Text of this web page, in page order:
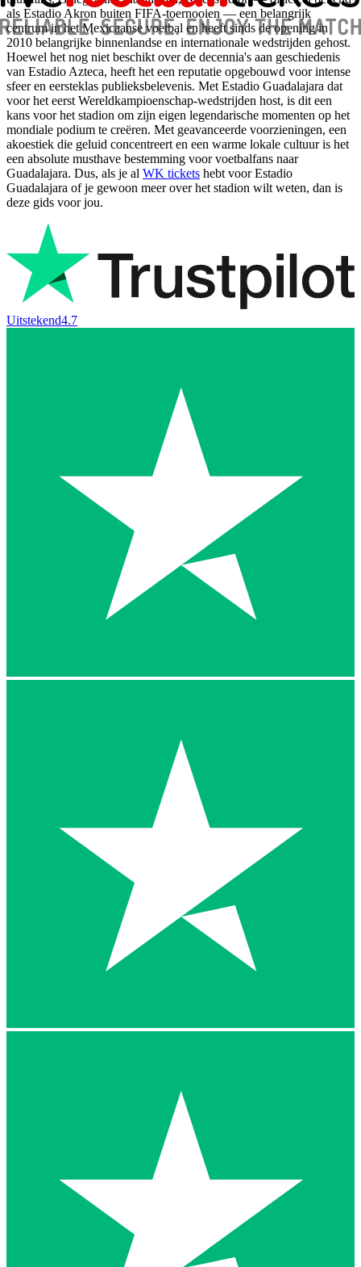
als Estadio Akron buiten FIFA-toernooien — een belangrijk
centrum in het Mexicaanse voetbal en heeft sinds de opening in
2010 belangrijke binnenlandse en internationale wedstrijden gehost.
Hoewel het nog niet beschikt over de decennia's aan geschiedenis
van Estadio Azteca, heeft het een reputatie opgebouwd voor intense
sfeer en eersteklas publieksbelevenis. Met Estadio Guadalajara dat
voor het eerst Wereldkampioenschap-wedstrijden host, is dit een
kans voor het stadion om zijn eigen legendarische momenten op het
mondiale podium te creëren. Met geavanceerde voorzieningen, een
akoestiek die geluid concentreert en een warme lokale cultuur is het
een absolute musthave bestemming voor voetbalfans naar
Guadalajara. Dus, als je al WK tickets hebt voor Estadio
Guadalajara of je gewoon meer over het stadion wilt weten, dan is
deze gids voor jou.
Uitstekend4.7